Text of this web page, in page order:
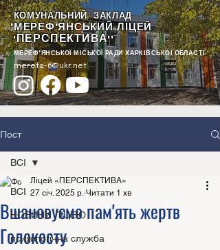
КОМУНАЛЬНИЙ ЗАКЛАД
"МЕРЕФ'ЯНСЬКИЙ ЛІЦЕЙ
"ПЕРСПЕКТИВА""
МЕРЕФ'ЯНСЬКОЇ МІСЬКОЇ РАДИ ХАРКІВСЬКОЇ ОБЛАСТІ
merefa-6@ukr.net
Пост
ВСІ
НОВИНИ ЛІЦЕЮ
психологічна служба
ВСІ
Вшановуємо пам'ять жертв
Голокосту
Ліцей «ПЕРСПЕКТИВА»
27 січ. 2025 р. Читати 1 хв